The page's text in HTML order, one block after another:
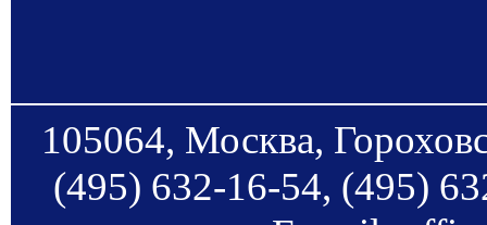
105064, Москва,
(495) 632-16-54, (495)